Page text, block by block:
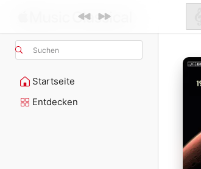
Suchen
Startseite
Entdecken